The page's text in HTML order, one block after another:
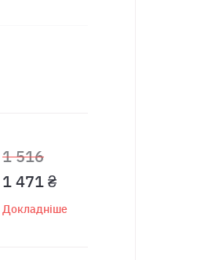
1 516
1 471 ₴
Докладніше